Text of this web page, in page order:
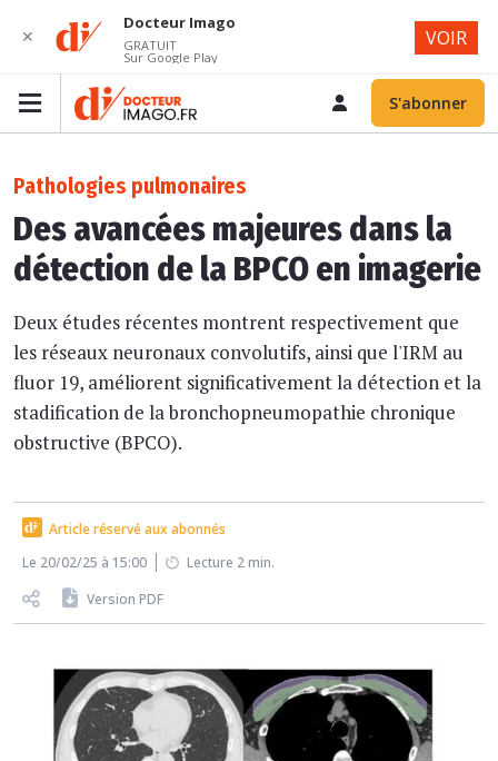
S'abonner
Pathologies pulmonaires
Des avancées majeures dans la
détection de la BPCO en imagerie
Deux études récentes montrent respectivement que
les réseaux neuronaux convolutifs, ainsi que l'IRM au
fluor 19, améliorent significativement la détection et la
stadification de la bronchopneumopathie chronique
obstructive (BPCO).
Article réservé aux abonnés
Le 20/02/25 à 15:00
Lecture 2 min.
Version PDF
✕
Docteur Imago
GRATUIT
Sur Google Play
VOIR